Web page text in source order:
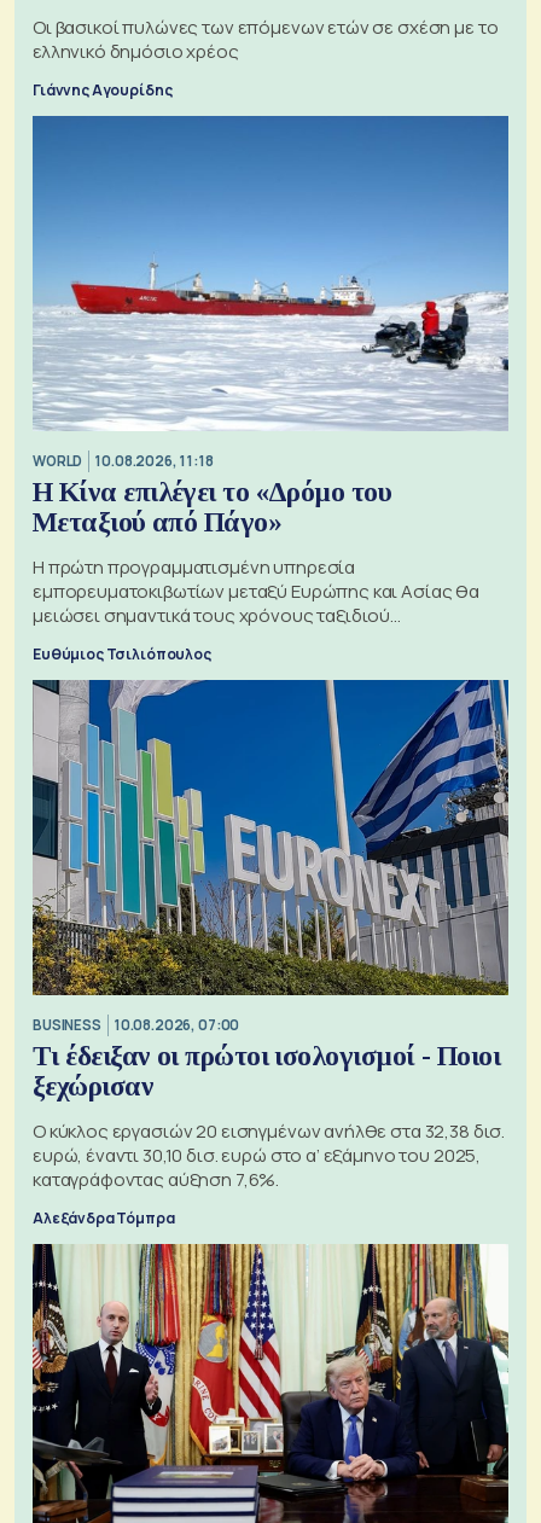
Οι βασικοί πυλώνες των επόμενων ετών σε σχέση με το
ελληνικό δημόσιο χρέος
Γιάννης Αγουρίδης
WORLD 10.08.2026, 11:18
Η Κίνα επιλέγει το «Δρόμο του
Μεταξιού από Πάγο»
Η πρώτη προγραμματισμένη υπηρεσία
εμπορευματοκιβωτίων μεταξύ Ευρώπης και Ασίας θα
μειώσει σημαντικά τους χρόνους ταξιδιού
χρησιμοποιώντας την Αρκτική ως πλωτή οδό
Ευθύμιος Τσιλιόπουλος
BUSINESS 10.08.2026, 07:00
Τι έδειξαν οι πρώτοι ισολογισμοί - Ποιοι
ξεχώρισαν
Ο κύκλος εργασιών 20 εισηγμένων ανήλθε στα 32,38 δισ.
ευρώ, έναντι 30,10 δισ. ευρώ στο α’ εξάμηνο του 2025,
καταγράφοντας αύξηση 7,6%.
Αλεξάνδρα Τόμπρα